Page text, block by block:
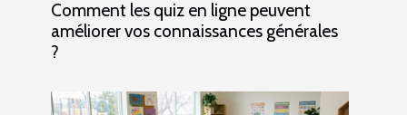
Comment les quiz en ligne peuvent
améliorer vos connaissances générales
?